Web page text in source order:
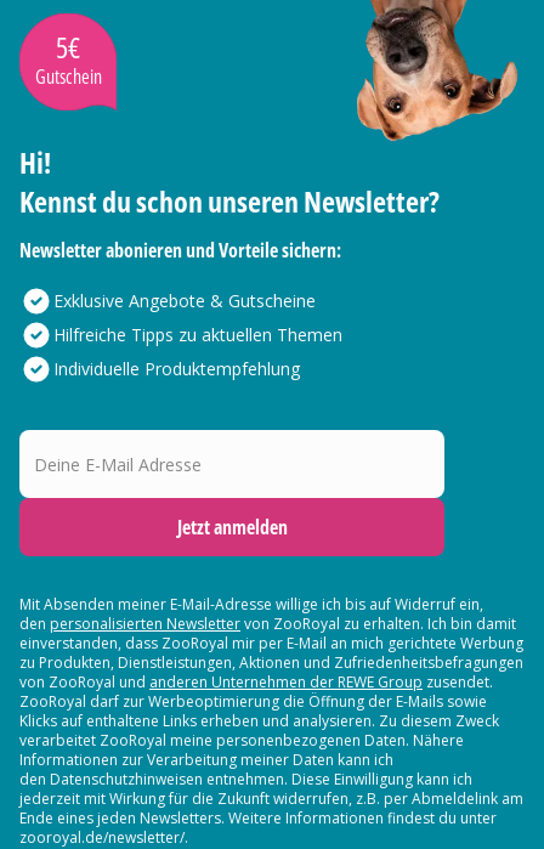
5€
Gutschein
Hi!
Kennst du schon unseren Newsletter?
Newsletter abonieren und Vorteile sichern:
Exklusive Angebote & Gutscheine
Hilfreiche Tipps zu aktuellen Themen
Individuelle Produktempfehlung
Deine E-Mail Adresse
Jetzt anmelden
Mit Absenden meiner E-Mail-Adresse willige ich bis auf Widerruf ein,
den personalisierten Newslettervon ZooRoyal zu erhalten. Ich bin damit
einverstanden, dass ZooRoyal mir per E-Mail an mich gerichtete Werbung
zu Produkten, Dienstleistungen, Aktionen und Zufriedenheitsbefragungen
von ZooRoyal und anderen Unternehmen der REWE Group zusendet.
ZooRoyal darf zur Werbeoptimierung die Öffnung der E-Mails sowie
Klicks auf enthaltene Links erheben und analysieren. Zu diesem Zweck
verarbeitet ZooRoyal meine personenbezogenen Daten. Nähere
Informationen zur Verarbeitung meiner Daten kann ich
den Datenschutzhinweisen entnehmen. Diese Einwilligung kann ich
jederzeit mit Wirkung für die Zukunft widerrufen, z.B. per Abmeldelink am
Ende eines jeden Newsletters. Weitere Informationen findest du unter
zooroyal.de/newsletter/.